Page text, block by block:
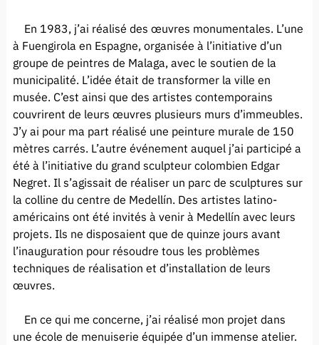
En 1983, j’ai réalisé des œuvres monumentales. L’une
à Fuengirola en Espagne, organisée à l’initiative d’un
groupe de peintres de Malaga, avec le soutien de la
municipalité. L’idée était de transformer la ville en
musée. C’est ainsi que des artistes contemporains
couvrirent de leurs œuvres plusieurs murs d’immeubles.
J’y ai pour ma part réalisé une peinture murale de 150
mètres carrés. L’autre événement auquel j’ai participé a
été à l’initiative du grand sculpteur colombien Edgar
Negret. Il s’agissait de réaliser un parc de sculptures sur
la colline du centre de Medellín. Des artistes latino-
américains ont été invités à venir à Medellín avec leurs
projets. Ils ne disposaient que de quinze jours avant
l’inauguration pour résoudre tous les problèmes
techniques de réalisation et d’installation de leurs
œuvres.
En ce qui me concerne, j’ai réalisé mon projet dans
une école de menuiserie équipée d’un immense atelier.